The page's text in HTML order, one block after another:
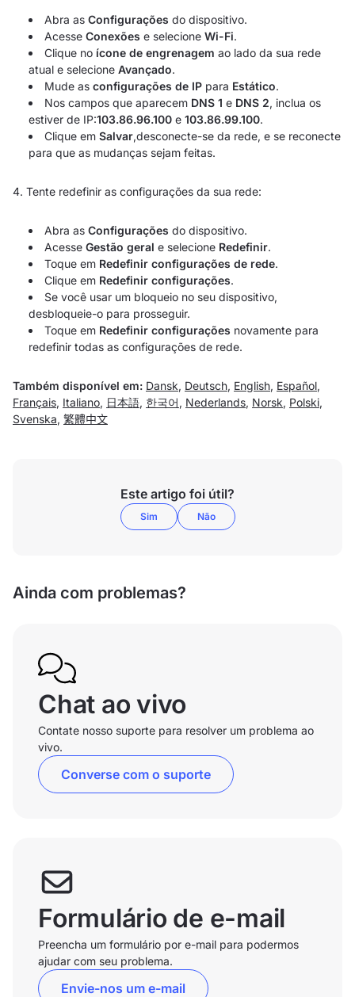
Abra as Configurações do dispositivo.
Acesse Conexões e selecione Wi-Fi.
Clique no ícone de engrenagem ao lado da sua rede
atual e selecione Avançado.
Mude as configurações de IP para Estático.
Nos campos que aparecem DNS 1 e DNS 2, inclua os
estiver de IP:103.86.96.100 e 103.86.99.100.
Clique em Salvar,desconecte-se da rede, e se reconecte
para que as mudanças sejam feitas.
4. Tente redefinir as configurações da sua rede:
Abra as Configurações do dispositivo.
Acesse Gestão geral e selecione Redefinir.
Toque em Redefinir configurações de rede.
Clique em Redefinir configurações.
Se você usar um bloqueio no seu dispositivo,
desbloqueie-o para prosseguir.
Toque em Redefinir configurações novamente para
redefinir todas as configurações de rede.
Também disponível em: Dansk, Deutsch, English, Español,
Français, Italiano, 日本語, 한국어 , Nederlands, Norsk, Polski,
Svenska, 繁體中文
Este artigo foi útil?
Sim Não
Ainda com problemas?
Chat ao vivo
Contate nosso suporte para resolver um problema ao
vivo.
Converse com o suporte
Formulário de e-mail
Preencha um formulário por e-mail para podermos
ajudar com seu problema.
Envie-nos um e-mail